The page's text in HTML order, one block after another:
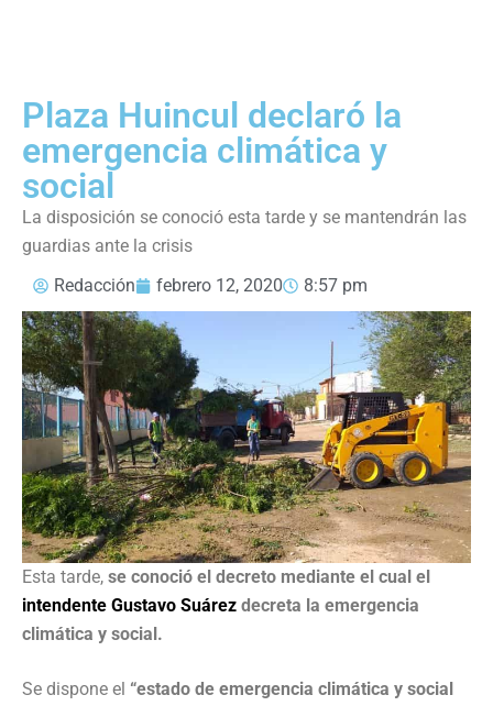
Plaza Huincul declaró la
emergencia climática y
social
La disposición se conoció esta tarde y se mantendrán las
guardias ante la crisis
Redacción
febrero 12, 2020 8:57 pm
Esta tarde, se conoció el decreto mediante el cual el
intendente Gustavo Suárez decreta la emergencia
climática y social.
Se dispone el “estado de emergencia climática y social